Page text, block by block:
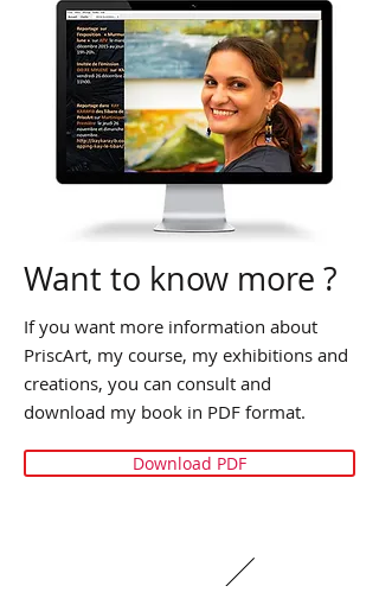
Want to know more ?
If you want more information about
PriscArt, my course, my exhibitions and
creations, you can consult and
download my book in PDF format.
Download PDF